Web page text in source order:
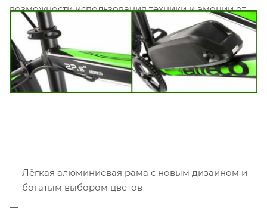
возможности использования техники и эмоции от
городских или загородных поездок.
Лёгкая алюминиевая рама с новым дизайном и
богатым выбором цветов